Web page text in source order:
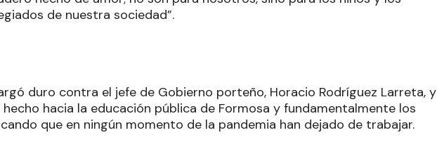
de nuestra sociedad”.
duro contra el jefe de Gobierno porteño, Horacio Rodríguez Larreta, y
hecho hacia la educación pública de Formosa y fundamentalmente los
que en ningún momento de la pandemia han dejado de trabajar.